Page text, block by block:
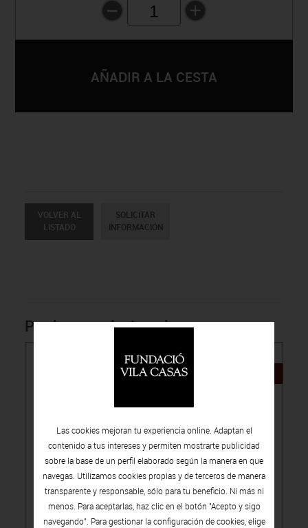
1
VOLVER AL
LISTADO
SOLICITAR
INFORMACIÓN
Productos relacionados
15.00€
PUBLICACIONES - CATÁLOGOS DE ARTISTAS
LÚA CODERCH, SEÑALA UN PUNTO
Las cookies mejoran tu experiencia online. Adaptan el
contenido a tus intereses y permiten mostrarte publicidad
sobre la base de un perfil elaborado según la manera en que
navegas. Utilizamos cookies propias y de terceros de manera
transparente y responsable, sólo para tu beneficio. Ni más ni
menos. Para aceptarlas, haz clic en el botón "Acepto y sigo
navegando". Para gestionar la configuración de cookies, elige